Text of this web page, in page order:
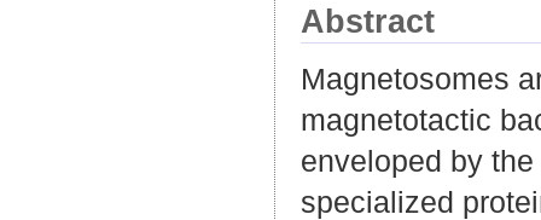
Abstract
Magnetosomes
magnetotactic
enveloped by
specialized